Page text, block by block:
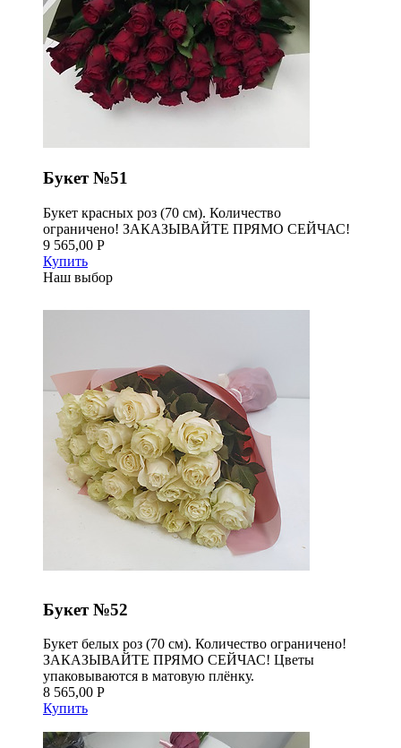
Букет №51
Букет красных роз (70 см). Количество
ограничено! ЗАКАЗЫВАЙТЕ ПРЯМО СЕЙЧАС!
9 565,00 Р
Купить
Наш выбор
Букет №52
Букет белых роз (70 см). Количество ограничено!
ЗАКАЗЫВАЙТЕ ПРЯМО СЕЙЧАС! Цветы
упаковываются в матовую плёнку.
8 565,00 Р
Купить